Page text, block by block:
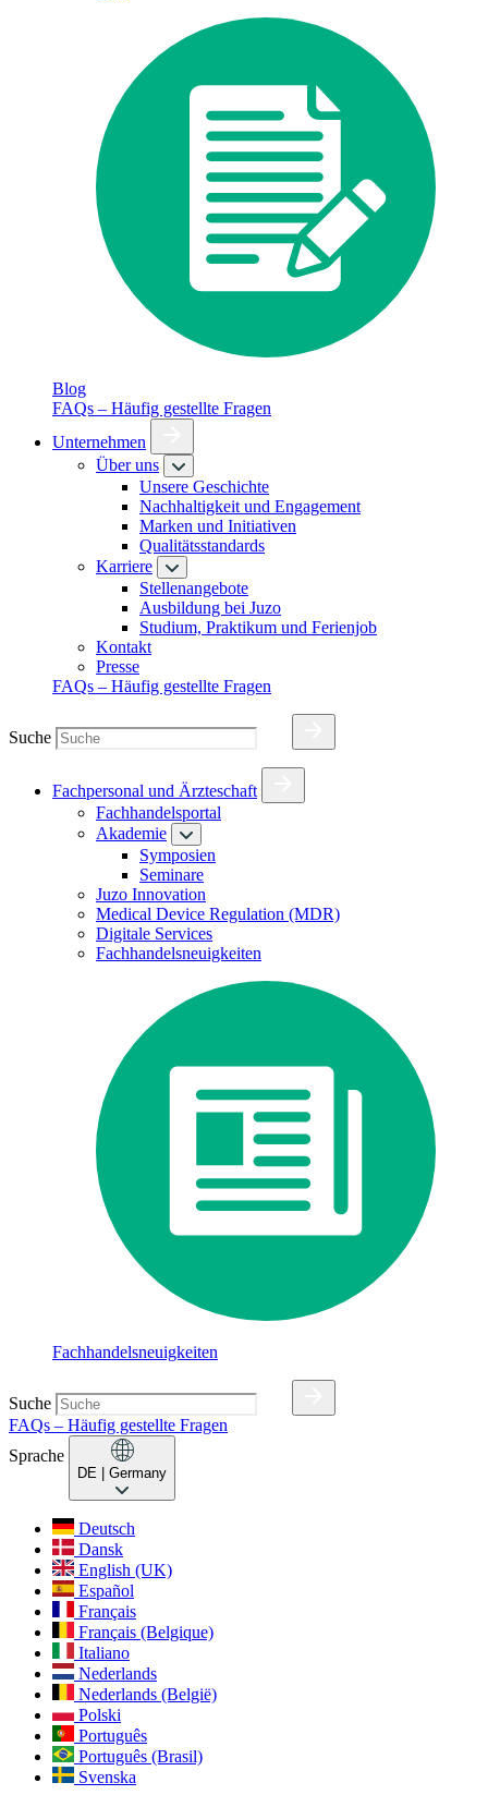
Blog
FAQs – Häufig gestellte Fragen
Unternehmen
Über uns
Unsere Geschichte
Nachhaltigkeit und Engagement
Marken und Initiativen
Qualitätsstandards
Karriere
Stellenangebote
Ausbildung bei Juzo
Studium, Praktikum und Ferienjob
Kontakt
Presse
FAQs – Häufig gestellte Fragen
Suche
Fachpersonal und Ärzteschaft
Fachhandelsportal
Akademie
Symposien
Seminare
Juzo Innovation
Medical Device Regulation (MDR)
Digitale Services
Fachhandelsneuigkeiten
Fachhandelsneuigkeiten
Suche
FAQs – Häufig gestellte Fragen
Sprache
DE | Germany
Deutsch
Dansk
English (UK)
Español
Français
Français (Belgique)
Italiano
Nederlands
Nederlands (België)
Polski
Português
Português (Brasil)
Svenska